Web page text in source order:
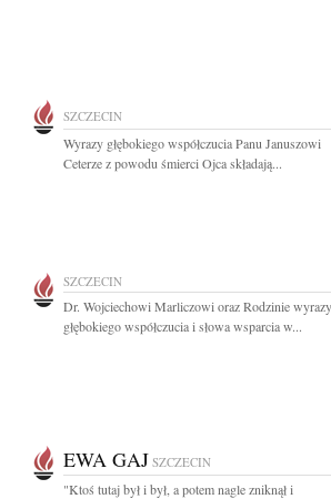
SZCZECIN
Wyrazy głębokiego współczucia Panu Januszowi
Ceterze z powodu śmierci Ojca składają...
SZCZECIN
Dr. Wojciechowi Marliczowi oraz Rodzinie wyrazy
głębokiego współczucia i słowa wsparcia w...
EWA GAJ SZCZECIN
"Ktoś tutaj był i był, a potem nagle zniknął i